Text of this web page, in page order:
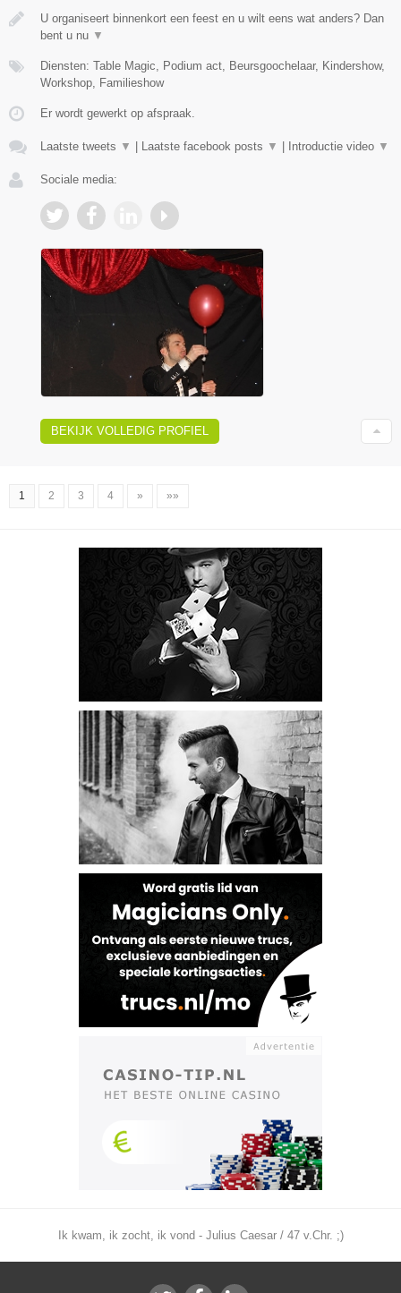
U organiseert binnenkort een feest en u wilt eens wat anders? Dan
bent u nu ▼
Diensten: Table Magic, Podium act, Beursgoochelaar, Kindershow,
Workshop, Familieshow
Er wordt gewerkt op afspraak.
Laatste tweets ▼ Laatste facebook posts ▼ Introductie video ▼
Sociale media:
BEKIJK VOLLEDIG PROFIEL
1 2 3 4 » »»
Ik kwam, ik zocht, ik vond - Julius Caesar / 47 v.Chr. ;)